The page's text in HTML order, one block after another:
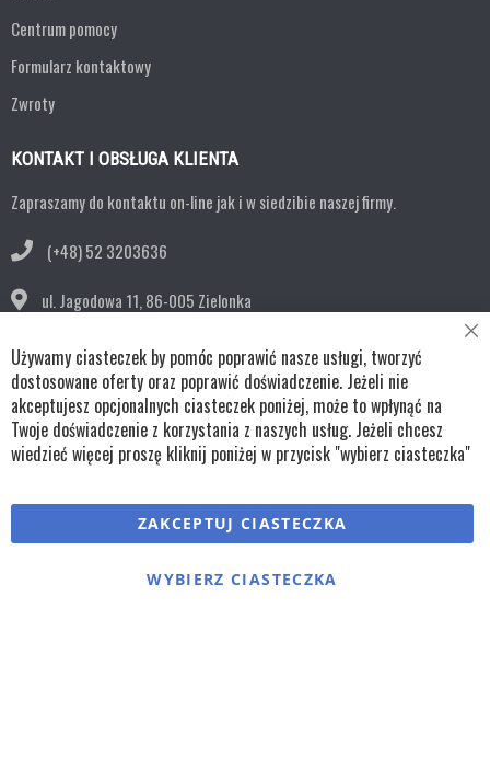
Centrum pomocy
Formularz kontaktowy
Zwroty
KONTAKT I OBSŁUGA KLIENTA
Zapraszamy do kontaktu on-line jak i w siedzibie naszej firmy.
(+48) 52 3203636
ul. Jagodowa 11, 86-005 Zielonka
bok@remko.pl
OBSERWUJ NAS
Copyright © wszystkie prawa zastrzeżone TKL Progress
RegulaminyPolityka cookiesPolityka prywatności
Używamy ciasteczek by pomóc poprawić nasze usługi, tworzyć
dostosowane oferty oraz poprawić doświadczenie. Jeżeli nie
akceptujesz opcjonalnych ciasteczek poniżej, może to wpłynąć na
Twoje doświadczenie z korzystania z naszych usług. Jeżeli chcesz
wiedzieć więcej proszę kliknij poniżej w przycisk "wybierz ciasteczka"
ZAKCEPTUJ CIASTECZKA
WYBIERZ CIASTECZKA